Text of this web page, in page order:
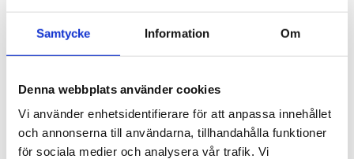
Samtycke Information Om
Denna webbplats använder cookies
Vi använder enhetsidentifierare för att anpassa innehållet
och annonserna till användarna, tillhandahålla funktioner
för sociala medier och analysera vår trafik. Vi